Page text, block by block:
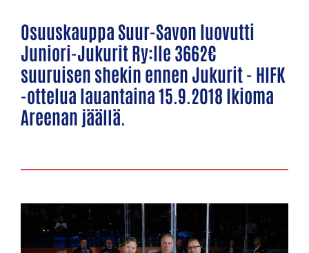
Osuuskauppa Suur-Savon luovutti
Juniori-Jukurit Ry:lle 3662€
suuruisen shekin ennen Jukurit - HIFK
-ottelua lauantaina 15.9.2018 Ikioma
Areenan jäällä.